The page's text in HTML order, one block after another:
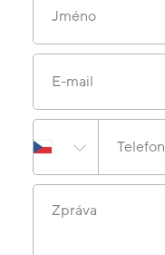
Jméno
E-mail
Telefon
Zpráva